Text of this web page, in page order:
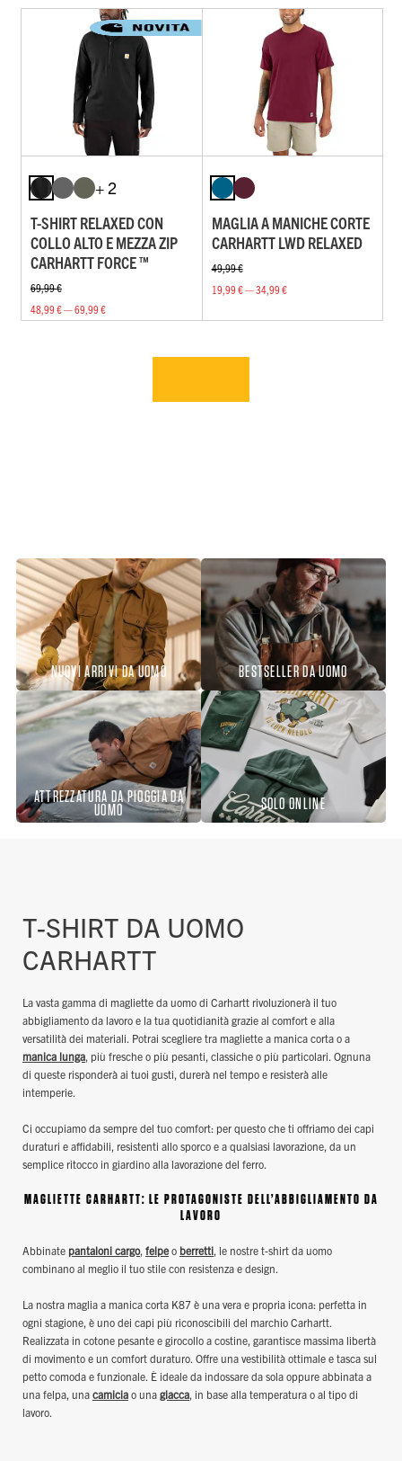
+ 2
T-SHIRT RELAXED CON
COLLO ALTO E MEZZA ZIP
CARHARTT FORCE ™
69,99 €
48,99 € — 69,99 €
MAGLIA A MANICHE CORTE
CARHARTT LWD RELAXED
49,99 €
19,99 € — 34,99 €
NUOVI ARRIVI DA UOMO BESTSELLER DA UOMO
ATTREZZATURA DA PIOGGIA DA
UOMO SOLO ONLINE
T-SHIRT DA UOMO
CARHARTT
La vasta gamma di magliette da uomo di Carhartt rivoluzionerà il tuo
abbigliamento da lavoro e la tua quotidianità grazie al comfort e alla
versatilità dei materiali. Potrai scegliere tra magliette a manica corta o a
manica lunga , più fresche o più pesanti, classiche o più particolari. Ognuna
di queste risponderà ai tuoi gusti, durerà nel tempo e resisterà alle
intemperie.
Ci occupiamo da sempre del tuo comfort: per questo che ti offriamo dei capi
duraturi e affidabili, resistenti allo sporco e a qualsiasi lavorazione, da un
semplice ritocco in giardino alla lavorazione del ferro.
MAGLIETTE CARHARTT: LE PROTAGONISTE DELL’ABBIGLIAMENTO DA
LAVORO
Abbinate pantaloni cargo, felpeo berretti , le nostre t-shirt da uomo
combinano al meglio il tuo stile con resistenza e design.
La nostra maglia a manica corta K87 è una vera e propria icona: perfetta in
ogni stagione, è uno dei capi più riconoscibili del marchio Carhartt.
Realizzata in cotone pesante e girocollo a costine, garantisce massima libertà
di movimento e un comfort duraturo. Offre una vestibilità ottimale e tasca sul
petto comoda e funzionale. È ideale da indossare da sola oppure abbinata a
una felpa, una camicia o una giacca , in base alla temperatura o al tipo di
lavoro.